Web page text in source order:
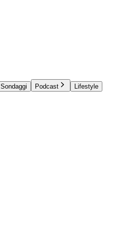
Sondaggi Podcast
Lifestyle